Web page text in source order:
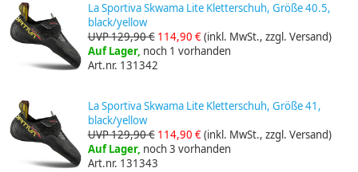
La Sportiva Skwama Lite Kletterschuh, Größe 40.5,
black/yellow
UVP 129,90 € 114,90 €(inkl. MwSt., zzgl. Versand)
Auf Lager, noch 1 vorhanden
Art.nr. 131342
La Sportiva Skwama Lite Kletterschuh, Größe 41,
black/yellow
UVP 129,90 € 114,90 €(inkl. MwSt., zzgl. Versand)
Auf Lager, noch 3 vorhanden
Art.nr. 131343